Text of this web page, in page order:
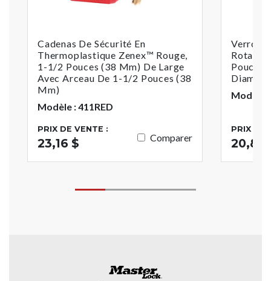
Cadenas De Sécurité En
Thermoplastique Zenex™ Rouge,
1-1/2 Pouces (38 Mm) De Large
Avec Arceau De 1-1/2 Pouces (38
Mm)
Modèle : 411RED
PRIX DE VENTE :
23,16 $ Comparer
Rotatif,
Pouces
Modèle
PRIX DE
20,82